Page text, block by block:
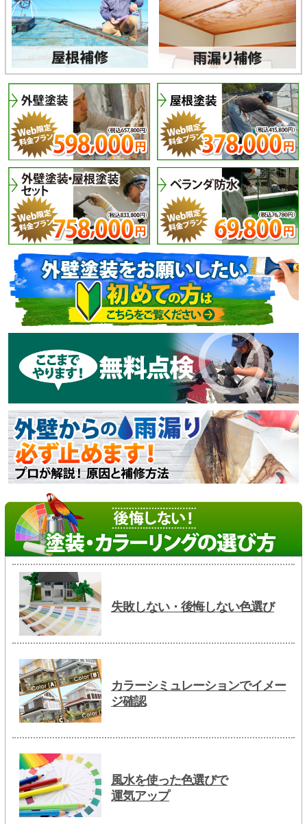
失敗しない・後悔しない色選び
カラーシミュレーションでイメー
ジ確認
風水を使った色選びで
運気アップ